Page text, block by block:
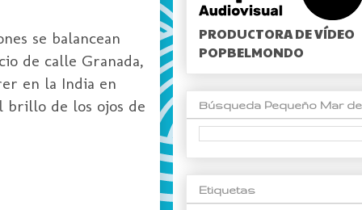
se balancean
de calle Granada,
en la India en
brillo de los ojos de
PRODUCTORA DE VÍDEO
POPBELMONDO
Búsqueda Pequeño Mar
Etiquetas